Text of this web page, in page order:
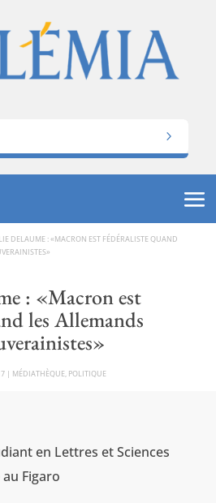
DELAUME : «MACRON EST FÉDÉRALISTE QUAND
: «Macron est
les Allemands
| MÉDIATHÈQUE, POLITIQUE
en Lettres et Sciences
Figaro